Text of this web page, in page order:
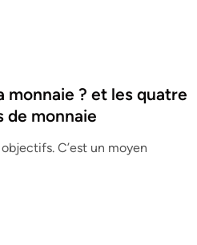
monnaie ? et les quatre
monnaie
C’est un moyen